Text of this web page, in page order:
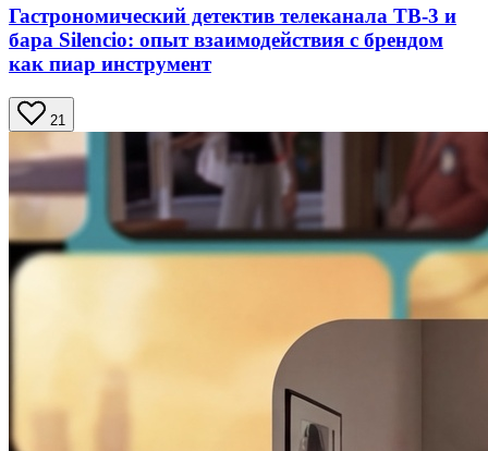
Гастрономический детектив телеканала ТВ‑3 и
бара Silencio: опыт взаимодействия с брендом
как пиар инструмент
21